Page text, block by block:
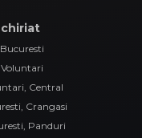
Central
Crangasi
Panduri